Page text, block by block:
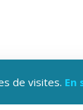
de visites. En